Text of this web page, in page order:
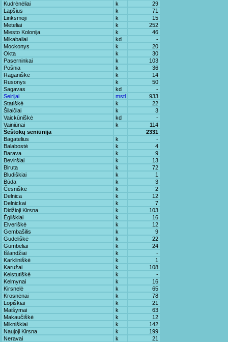
Kudrėnėliai
k
29
Lapšius
k
71
Linksmoji
k
15
Meteliai
k
252
Miesto Kolonija
k
46
Mikabaliai
kd
-
Mockonys
k
20
Okta
k
30
Paserninkai
k
103
Pošnia
k
36
Raganiškė
k
14
Rusonys
k
50
Sagavas
kd
-
Seirijai
mstl
933
Statiškė
k
22
Šilaičiai
k
3
Vaickūniškė
kd
-
Vainiūnai
k
114
Šeštokų seniūnija
2331
Bagatelius
k
-
Balabostė
k
4
Barava
k
9
Beviršiai
k
13
Biruta
k
72
Bludiškiai
k
1
Būda
k
3
Čėsniškė
k
2
Delnica
k
12
Delnickai
k
7
Didžioji Kirsna
k
103
Ėgliškiai
k
16
Elveriškė
k
12
Gembašilis
k
9
Gudeliškė
k
22
Gumbeliai
k
24
Išlandžiai
k
-
Karkliniškė
k
1
Karužai
k
108
Keistutiškė
k
-
Kelmynai
k
16
Kirsnelė
k
65
Krosnėnai
k
78
Lopiškiai
k
21
Maišymai
k
63
Makaučiškė
k
12
Mikniškiai
k
142
Naujoji Kirsna
k
199
Neravai
k
21